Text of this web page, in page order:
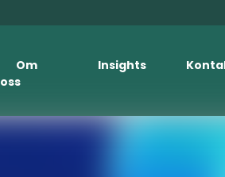
Om
oss
Insights